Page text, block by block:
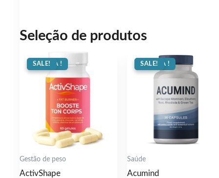
Seleção de produtos
OFERTA !
SALE!
Gestão de peso
ActivShape
OFERTA !
SALE!
Saúde
Acumind